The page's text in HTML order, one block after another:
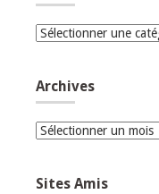
Catégories
Archives
Archives
Sites Amis